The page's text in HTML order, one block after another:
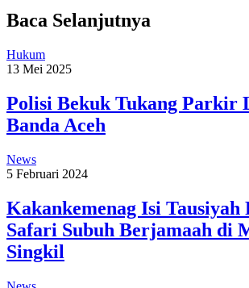
Baca Selanjutnya
Hukum
13 Mei 2025
Polisi Bekuk Tukang Parkir
Banda Aceh
News
5 Februari 2024
Kakankemenag Isi Tausiyah
Safari Subuh Berjamaah di
Singkil